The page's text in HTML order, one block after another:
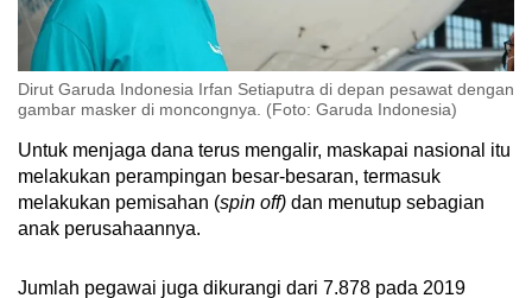
Dirut Garuda Indonesia Irfan Setiaputra di depan pesawat dengan
gambar masker di moncongnya. (Foto: Garuda Indonesia)
Untuk menjaga dana terus mengalir, maskapai nasional itu
melakukan perampingan besar-besaran, termasuk
melakukan pemisahan (spin off) dan menutup sebagian
anak perusahaannya.
Jumlah pegawai juga dikurangi dari 7.878 pada 2019